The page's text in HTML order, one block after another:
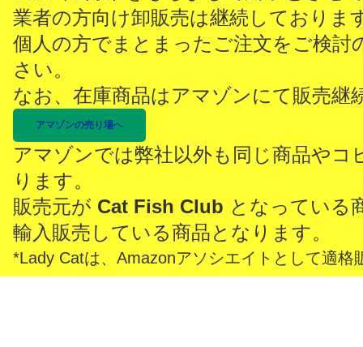
業者の方向け卸販売は継続しておりま
個人の方でまとまったご注文をご検討
さい。
なお、在庫商品はアマゾンにて販売継
アマゾンの売り場へ
アマゾンでは弊社以外も同じ商品やコ
ります。
販売元が Cat Fish Club となっている
輸入販売している商品となります。
*Lady Catは、Amazonアソシエイトとして適格